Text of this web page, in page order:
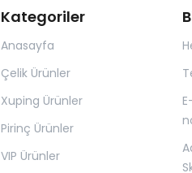
Kategoriler
Anasayfa
Çelik Ürünler
Xuping Ürünler
Pirinç Ürünler
VIP Ürünler